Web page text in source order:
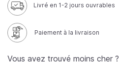
Livré en 1-2 jours ouvrables
Paiement à la livraison
Vous avez trouvé moins cher ?